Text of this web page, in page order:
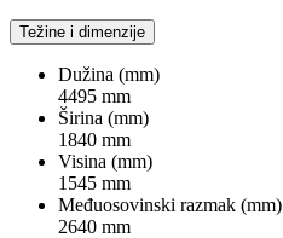
Težine i dimenzije
Dužina (mm)
4495 mm
Širina (mm)
1840 mm
Visina (mm)
1545 mm
Međuosovinski razmak (mm)
2640 mm